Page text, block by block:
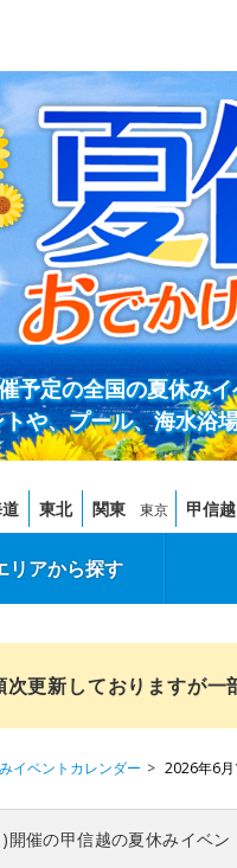
予定の全国の夏休み
や、プール、海水浴
東北 関東 東京 甲信越
リアから探す
更新しておりますが一
イベントカレンダー 2026年6月
催の甲信越の夏休みイベン